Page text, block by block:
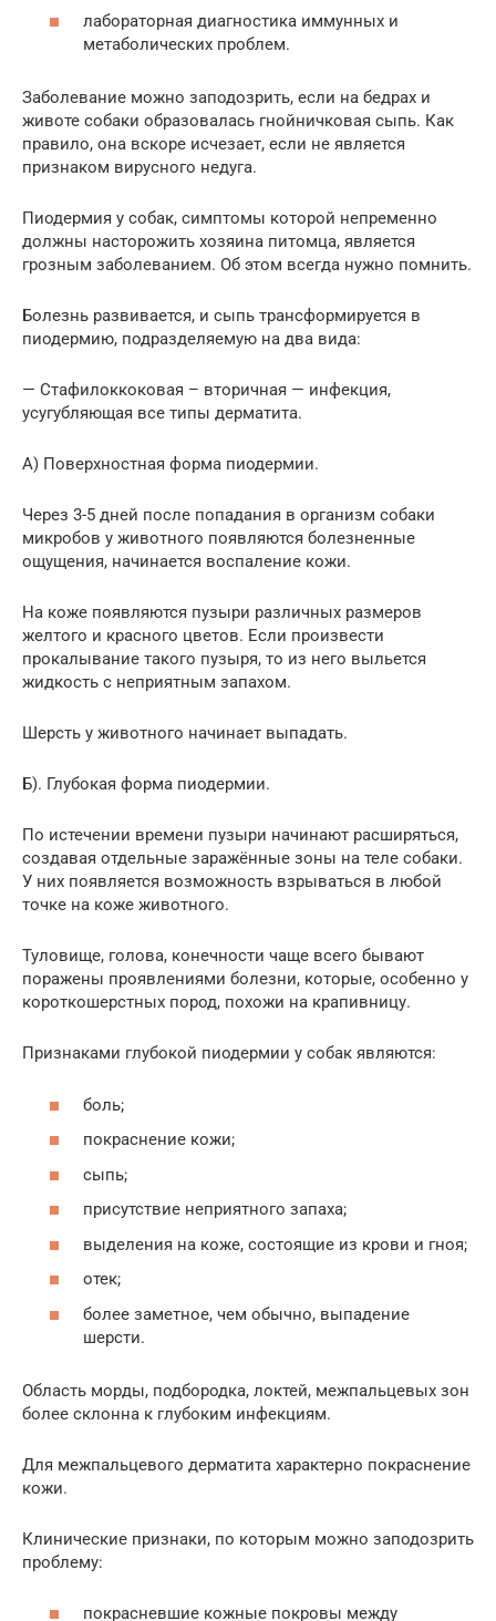
лабораторная диагностика иммунных и
метаболических проблем.
Заболевание можно заподозрить, если на бедрах и
животе собаки образовалась гнойничковая сыпь. Как
правило, она вскоре исчезает, если не является
признаком вирусного недуга.
Пиодермия у собак, симптомы которой непременно
должны насторожить хозяина питомца, является
грозным заболеванием. Об этом всегда нужно помнить.
Болезнь развивается, и сыпь трансформируется в
пиодермию, подразделяемую на два вида:
— Стафилоккоковая – вторичная — инфекция,
усугубляющая все типы дерматита.
А) Поверхностная форма пиодермии.
Через 3-5 дней после попадания в организм собаки
микробов у животного появляются болезненные
ощущения, начинается воспаление кожи.
На коже появляются пузыри различных размеров
желтого и красного цветов. Если произвести
прокалывание такого пузыря, то из него выльется
жидкость с неприятным запахом.
Шерсть у животного начинает выпадать.
Б). Глубокая форма пиодермии.
По истечении времени пузыри начинают расширяться,
создавая отдельные заражённые зоны на теле собаки.
У них появляется возможность взрываться в любой
точке на коже животного.
Туловище, голова, конечности чаще всего бывают
поражены проявлениями болезни, которые, особенно у
короткошерстных пород, похожи на крапивницу.
Признаками глубокой пиодермии у собак являются:
боль;
покраснение кожи;
сыпь;
присутствие неприятного запаха;
выделения на коже, состоящие из крови и гноя;
отек;
более заметное, чем обычно, выпадение
шерсти.
Область морды, подбородка, локтей, межпальцевых зон
более склонна к глубоким инфекциям.
Для межпальцевого дерматита характерно покраснение
кожи.
Клинические признаки, по которым можно заподозрить
проблему:
покрасневшие кожные покровы между